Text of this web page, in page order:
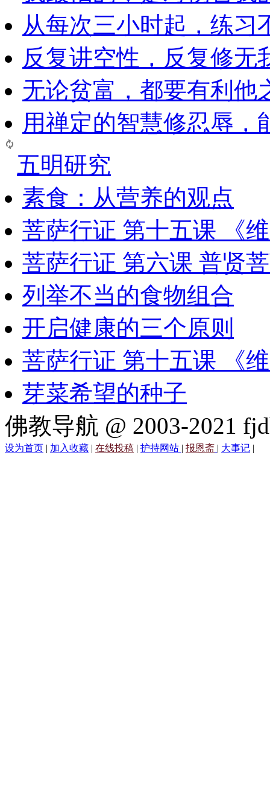
从每次三小时起，练习
反复讲空性，反复修无
无论贫富，都要有利他
用禅定的智慧修忍辱，
五明研究
素食：从营养的观点
菩萨行证 第十五课 《
菩萨行证 第六课 普贤
列举不当的食物组合
开启健康的三个原则
菩萨行证 第十五课 《
芽菜希望的种子
佛教导航 @ 2003-2021
设为首页 | 加入收藏 | 在线投稿 | 护持网站 | 报恩斋 | 大事记 |